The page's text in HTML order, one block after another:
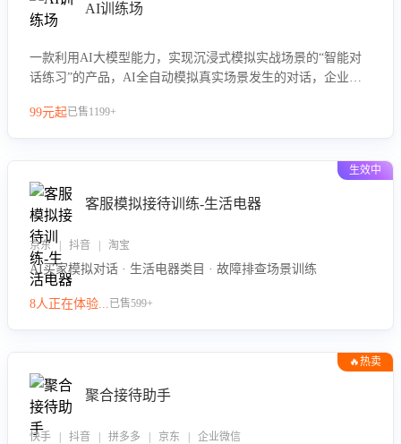
AI训练场
一款利用AI大模型能力，实现沉浸式模拟实战场景的“智能对
话练习”的产品，AI全自动模拟真实场景发生的对话，企业可
力。
99元起已售1199+
生效中
客服模拟接待训练-生活电器
京东 | 抖音 | 淘宝
AI买家模拟对话 · 生活电器类目 · 故障排查场景训练
8人正在体验...已售599+
🔥热卖
聚合接待助手
快手 | 抖音 | 拼多多 | 京东 | 企业微信